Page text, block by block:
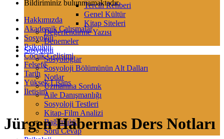
Tercih Rehberi
Genel Kültür
Kitap Siteleri
Değerlendirme Yazısı
Denemeler
Sosyoloji
Sosyologlar
Sosyoloji Bölümünün Alt Dalları
Notlar
Uzmanına Sorduk
Aile Danışmanlığı
Sosyoloji Testleri
Kitap-Film Analizi
Bağımlılık
Soru Cevap
Bildiriminiz bulunmamaktadır.
Hakkımızda
Akademik Çalışmalar
Sosyoloji
Psikoloji
Çocuk Gelişimi
Felsefe
Tarih
Yüksek Lisans
İletişim
Jürgen Habermas Ders Notları